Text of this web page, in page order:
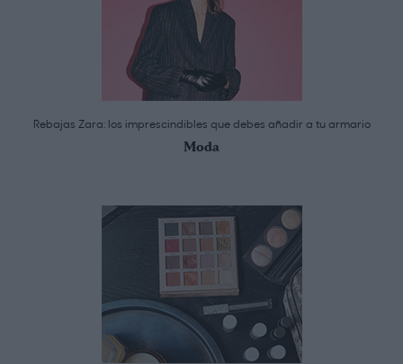
Rebajas Zara: los imprescindibles que debes añadir a tu armario
Moda